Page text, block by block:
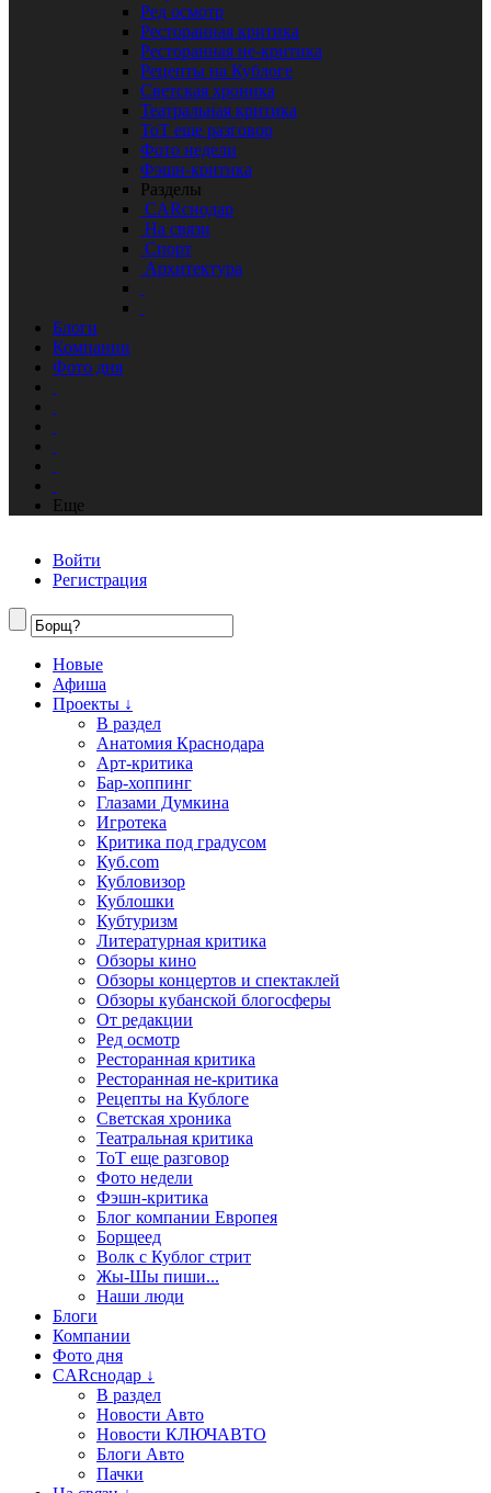
Ред осмотр
Ресторанная критика
Ресторанная не-критика
Рецепты на Кублоге
Светская хроника
Театральная критика
ТоТ еще разговор
Фото недели
Фэшн-критика
Разделы
CARснодар
На связи
Спорт
Архитектура
Блоги
Компании
Фото дня
Еще
Войти
Регистрация
Новые
Афиша
Проекты ↓
В раздел
Анатомия Краснодара
Арт-критика
Бар-хоппинг
Глазами Думкина
Игротека
Критика под градусом
Куб.com
Кубловизор
Кублошки
Кубтуризм
Литературная критика
Обзоры кино
Обзоры концертов и спектаклей
Обзоры кубанской блогосферы
От редакции
Ред осмотр
Ресторанная критика
Ресторанная не-критика
Рецепты на Кублоге
Светская хроника
Театральная критика
ТоТ еще разговор
Фото недели
Фэшн-критика
Блог компании Европея
Борщеед
Волк с Кублог стрит
Жы-Шы пиши...
Наши люди
Блоги
Компании
Фото дня
CARснодар ↓
В раздел
Новости Авто
Новости КЛЮЧАВТО
Блоги Авто
Пачки